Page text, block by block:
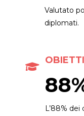
Valutato
diplomati.
L’88% dei